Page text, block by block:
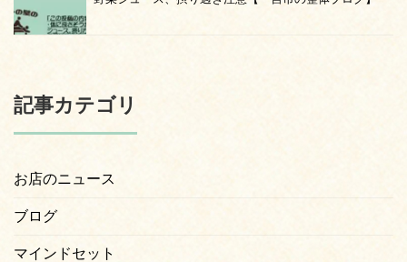
記事カテゴリ
お店のニュース
ブログ
マインドセット